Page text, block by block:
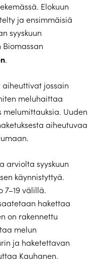
Elokuun
ja ensimmäisiä
syyskuun
.
aiheuttivat jossain
meluhaittaa
melumittauksia. Uuden
aiheutuvaa
arviolta syyskuun
käynnistyttyä.
7–19 välillä.
hakettaa
on rakennettu
melun
ja haketettavan
Kauhanen.